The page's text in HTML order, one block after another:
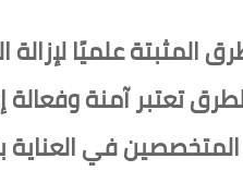
المثبتة علميًا لإزالة
تعتبر آمنة
في العناية